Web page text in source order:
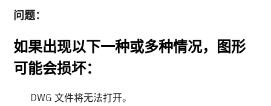
问题：
如果出现以下一种或多种情况，图形
可能会损坏：
DWG 文件将无法打开。